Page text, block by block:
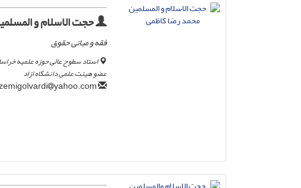
حجت الاسلام و
فقه و مبانی حقوق
استاد سطوح عالی حوزه علمیه
عضو هیئت علمی دانشگاه ازاد
yahoo.com